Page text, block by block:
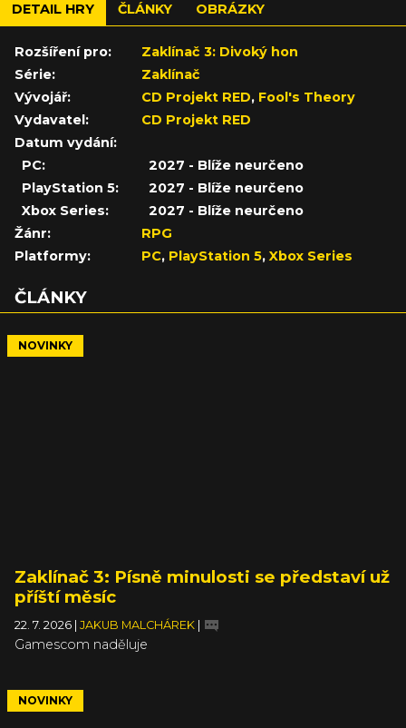
DETAIL HRY ČLÁNKY OBRÁZKY
Rozšíření pro:
Zaklínač 3: Divoký hon
Série:
Zaklínač
Vývojář:
CD Projekt RED, Fool's Theory
Vydavatel:
CD Projekt RED
Datum vydání:
PC:
2027 - Blíže neurčeno
PlayStation 5:
2027 - Blíže neurčeno
Xbox Series:
2027 - Blíže neurčeno
Žánr:
RPG
Platformy:
PC, PlayStation 5, Xbox Series
ČLÁNKY
NOVINKY
Zaklínač 3: Písně minulosti se představí už
příští měsíc
22. 7. 2026 | JAKUB MALCHÁREK |
Gamescom naděluje
NOVINKY